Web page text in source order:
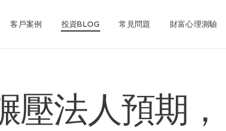
客戶案例 投資BLOG 常見問題 財富心理測驗
壓法人預期，